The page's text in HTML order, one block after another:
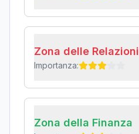
Zona delle Relazioni
Importanza:
Zona della Finanza